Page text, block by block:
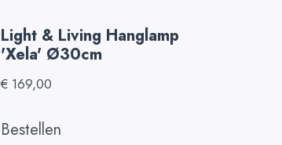
Light & Living Hanglamp
'Xela' Ø30cm
€ 169,00
Bestellen